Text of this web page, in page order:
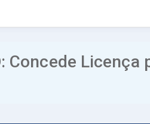
Concede